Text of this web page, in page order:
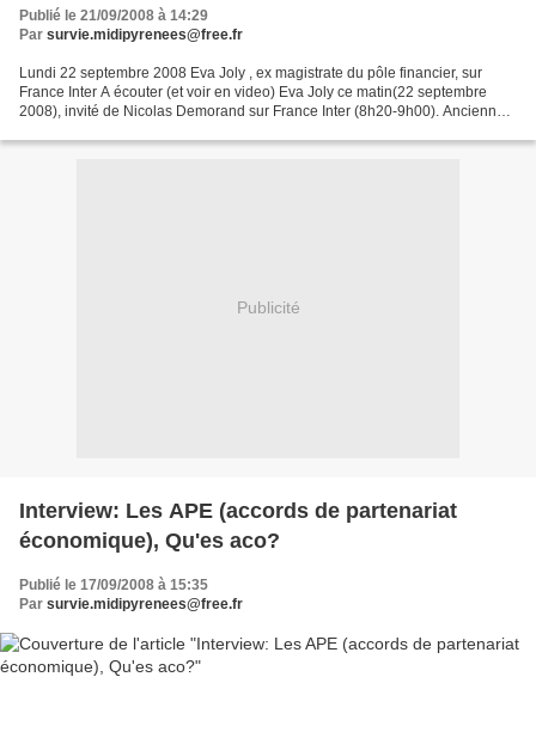
Publié le 21/09/2008 à 14:29
Par survie.midipyrenees@free.fr
Lundi 22 septembre 2008 Eva Joly , ex magistrate du pôle financier, sur
France Inter A écouter (et voir en video) Eva Joly ce matin(22 septembre
2008), invité de Nicolas Demorand sur France Inter (8h20-9h00). Ancienne
Publicité
Interview: Les APE (accords de partenariat
économique), Qu'es aco?
Publié le 17/09/2008 à 15:35
Par survie.midipyrenees@free.fr